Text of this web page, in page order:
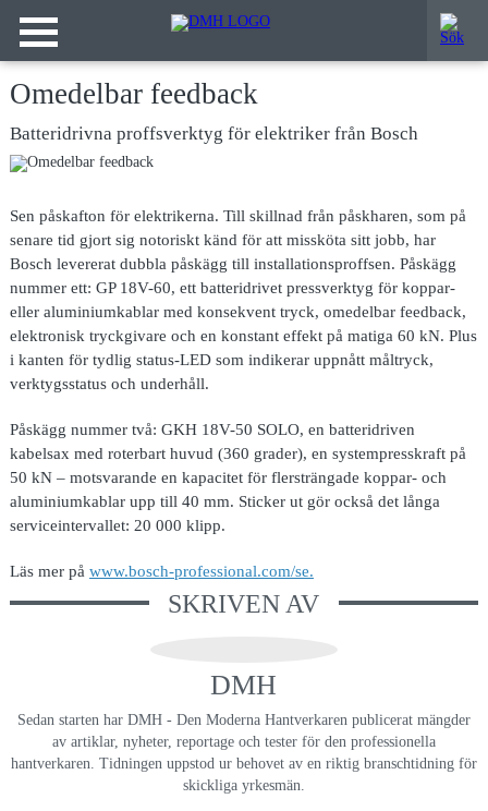
Omedelbar feedback
Batteridrivna proffsverktyg för elektriker från Bosch
Sen påskafton för elektrikerna. Till skillnad från påskharen, som på
senare tid gjort sig notoriskt känd för att missköta sitt jobb, har
Bosch levererat dubbla påskägg till installationsproffsen. Påskägg
nummer ett: GP 18V-60, ett batteridrivet pressverktyg för koppar-
eller aluminiumkablar med konsekvent tryck, omedelbar feedback,
elektronisk tryckgivare och en konstant effekt på matiga 60 kN. Plus
i kanten för tydlig status-LED som indikerar uppnått måltryck,
verktygsstatus och underhåll.
Påskägg nummer två: GKH 18V-50 SOLO, en batteridriven
kabelsax med roterbart huvud (360 grader), en systempresskraft på
50 kN – motsvarande en kapacitet för flersträngade koppar- och
aluminiumkablar upp till 40 mm. Sticker ut gör också det långa
serviceintervallet: 20 000 klipp.
Läs mer på www.bosch-professional.com/se.
SKRIVEN AV
DMH
Sedan starten har DMH - Den Moderna Hantverkaren publicerat mängder
av artiklar, nyheter, reportage och tester för den professionella
hantverkaren. Tidningen uppstod ur behovet av en riktig branschtidning för
skickliga yrkesmän.